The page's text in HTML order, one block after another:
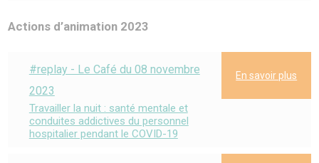
Actions d’animation 2023
#replay - Le Café du 08 novembre
2023
Travailler la nuit : santé mentale et
conduites addictives du personnel
hospitalier pendant le COVID-19
En savoir plus